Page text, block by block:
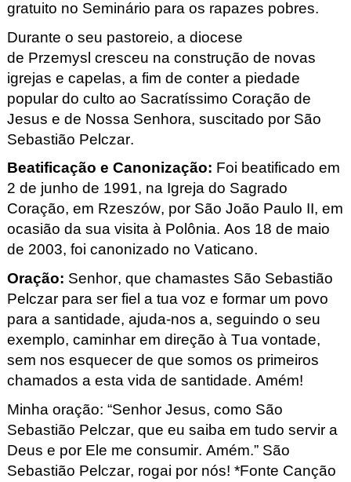
gratuito no Seminário para os rapazes pobres.
Durante o seu pastoreio, a diocese
de Przemysl cresceu na construção de novas
igrejas e capelas, a fim de conter a piedade
popular do culto ao Sacratíssimo Coração de
Jesus e de Nossa Senhora, suscitado por São
Sebastião Pelczar.
Beatificação e Canonização: Foi beatificado em
2 de junho de 1991, na Igreja do Sagrado
Coração, em Rzeszów, por São João Paulo II, em
ocasião da sua visita à Polônia. Aos 18 de maio
de 2003, foi canonizado no Vaticano.
Oração: Senhor, que chamastes São Sebastião
Pelczar para ser fiel a tua voz e formar um povo
para a santidade, ajuda-nos a, seguindo o seu
exemplo, caminhar em direção à Tua vontade,
sem nos esquecer de que somos os primeiros
chamados a esta vida de santidade. Amém!
Minha oração: “Senhor Jesus, como São
Sebastião Pelczar, que eu saiba em tudo servir a
Deus e por Ele me consumir. Amém.” São
Sebastião Pelczar, rogai por nós! *Fonte Canção